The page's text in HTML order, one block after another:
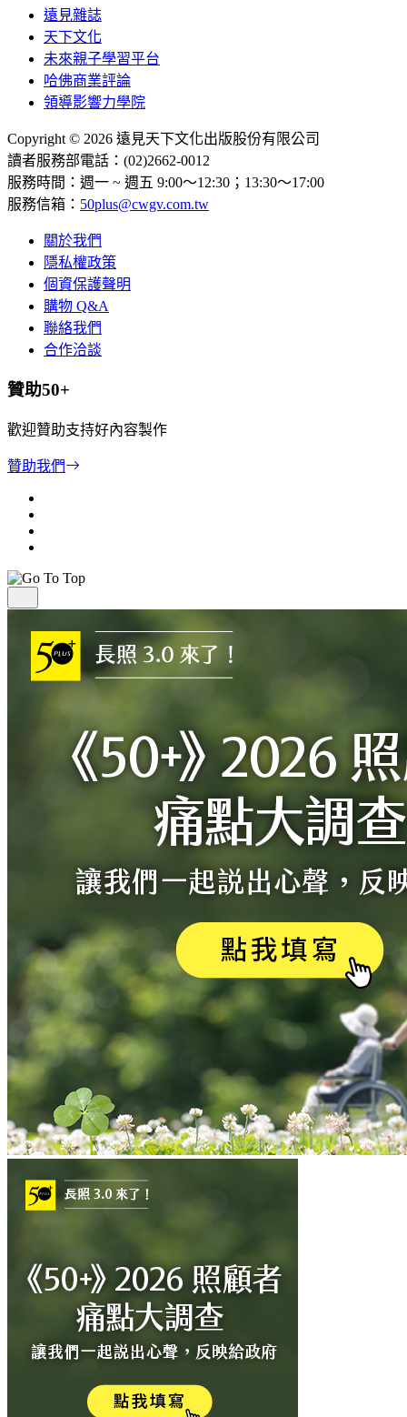
遠見雜誌
天下文化
未來親子學習平台
哈佛商業評論
領導影響力學院
Copyright © 2026 遠見天下文化出版股份有限公司
讀者服務部電話：(02)2662-0012
服務時間：週一 ~ 週五 9:00～12:30；13:30～17:00
服務信箱： 50plus@cwgv.com.tw
關於我們
隱私權政策
個資保護聲明
購物 Q&A
聯絡我們
合作洽談
贊助50+
歡迎贊助支持好內容製作
贊助我們